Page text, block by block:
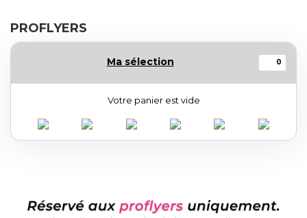
PROFLYERS
Ma sélection 0
Votre panier est vide